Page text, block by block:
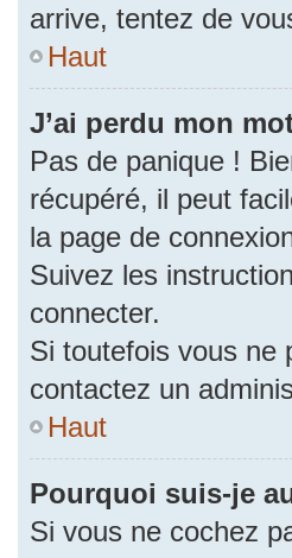
arrive, tentez de
Haut
J’ai perdu mon
Pas de panique !
récupéré, il peut
la page de
Suivez les
connecter.
Si toutefois vous ne
contactez un
Haut
Pourquoi suis-je
Si vous ne cochez